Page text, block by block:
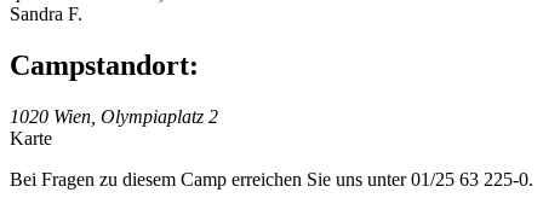
Sandra F.
Campstandort:
1020 Wien, Olympiaplatz 2
Karte
Bei Fragen zu diesem Camp erreichen Sie uns unter 01/25 63 225-0.